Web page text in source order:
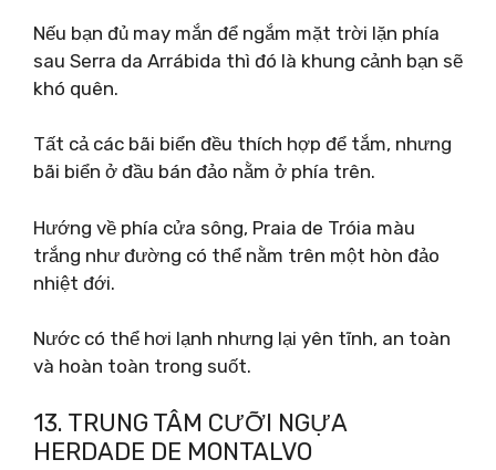
Nếu bạn đủ may mắn để ngắm mặt trời lặn phía
sau Serra da Arrábida thì đó là khung cảnh bạn sẽ
khó quên.
Tất cả các bãi biển đều thích hợp để tắm, nhưng
bãi biển ở đầu bán đảo nằm ở phía trên.
Hướng về phía cửa sông, Praia de Tróia màu
trắng như đường có thể nằm trên một hòn đảo
nhiệt đới.
Nước có thể hơi lạnh nhưng lại yên tĩnh, an toàn
và hoàn toàn trong suốt.
13. TRUNG TÂM CƯỠI NGỰA
HERDADE DE MONTALVO